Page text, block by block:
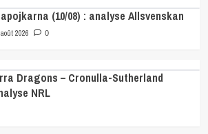
(10/08) : analyse Allsvenskan
2026 0
Dragons – Cronulla-Sutherland
NRL